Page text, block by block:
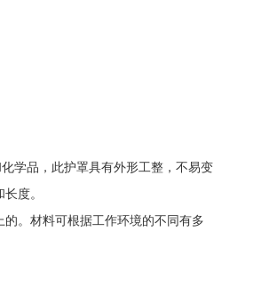
学品，此护罩具有外形工整，不易变
度。
。材料可根据工作环境的不同有多